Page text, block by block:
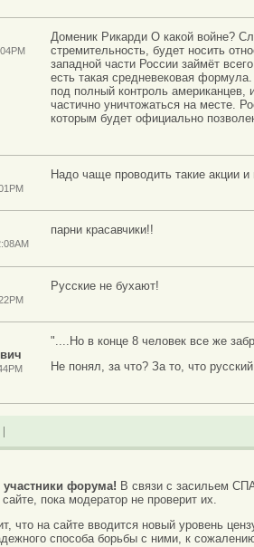
Доменик Рикарди О какой войне?
стремительность, будет носить
западной части России займёт
есть такая средневековая
под полный контроль американцев,
частично уничтожаться на месте.
которым будет официально
Надо чаще проводить такие акции
парни красавчики!!
Русские не бухают!
"....Но в конце 8 человек все же
Не понял, за что? За то, что
|
форума! В связи с засильем
сайте, пока модератор не проверит их.
что на сайте вводится новый уровень
способа борьбы с ними, к